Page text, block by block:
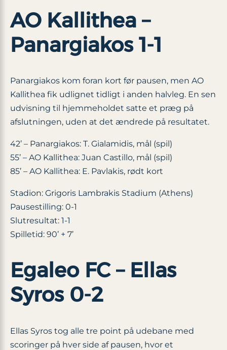
AO Kallithea –
Panargiakos 1-1
Panargiakos kom foran kort før pausen, men AO
Kallithea fik udlignet tidligt i anden halvleg. En sen
udvisning til hjemmeholdet satte et præg på
afslutningen, uden at det ændrede på resultatet.
42’ – Panargiakos: T. Gialamidis, mål (spil)
55’ – AO Kallithea: Juan Castillo, mål (spil)
85’ – AO Kallithea: E. Pavlakis, rødt kort
Stadion: Grigoris Lambrakis Stadium (Athens)
Pausestilling: 0-1
Slutresultat: 1-1
Spilletid: 90’ + 7’
Egaleo FC – Ellas
Syros 0-2
Ellas Syros tog alle tre point på udebane med
scoringer på hver side af pausen, hvor et